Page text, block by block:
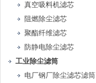
真空吸料机滤芯
阻燃除尘滤芯
聚酯纤维滤芯
防静电除尘滤芯
工业除尘滤筒
电厂钢厂除尘滤芯滤筒